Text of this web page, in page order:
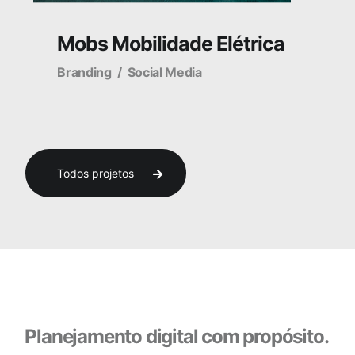
Mobs Mobilidade Elétrica
Branding Social Media
Todos projetos
Planejamento digital com propósito.
14